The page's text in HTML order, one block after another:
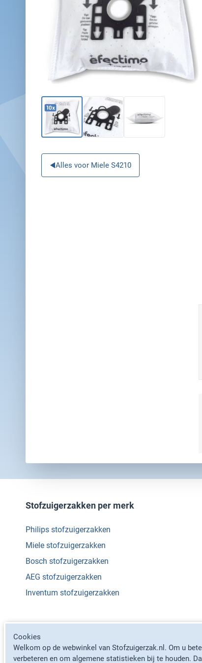
Cookies
Welkom op de webwinkel van Stofzuigerzak.nl. Om u
verbeteren en om algemene statistieken bij te houden.
Alles voor Miele S4210
Stofzuigerzakken per merk
Philips stofzuigerzakken
Miele stofzuigerzakken
Bosch stofzuigerzakken
AEG stofzuigerzakken
Inventum stofzuigerzakken